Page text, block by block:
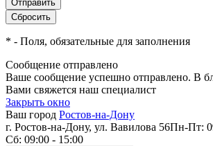
* - Поля, обязательные для заполнения
Сообщение отправлено
Ваше сообщение успешно отправлено. В
Вами свяжется наш специалист
Закрыть окно
Ваш город Ростов-на-Дону
г. Ростов-на-Дону, ул. Вавилова 56Пн-Пт:
Сб: 09:00 - 15:00